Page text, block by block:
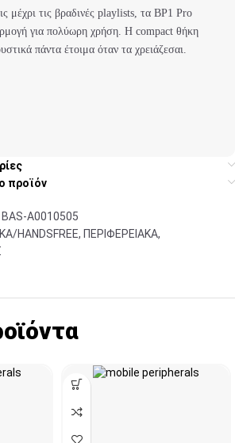
μέχρι τις βραδινές playlists, τα BP1 Pro
για πολύωρη χρήση. Η compact θήκη
πάντα έτοιμα όταν τα χρειάζεσαι.
προϊόν
BAS-A0010505
HANDSFREE, ΠΕΡΙΦΕΡΕΙΑΚΑ,